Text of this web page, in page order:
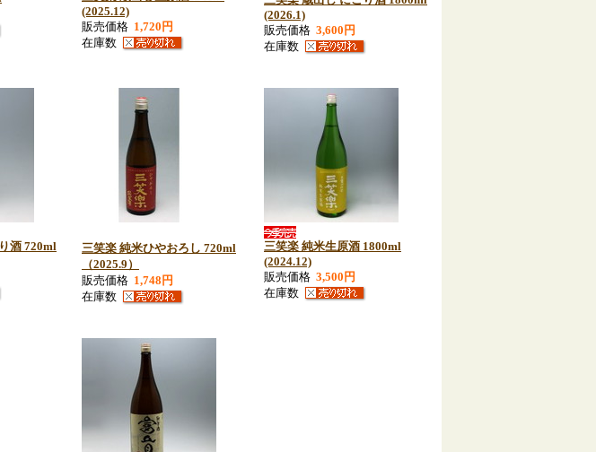
(2025.12)
販売価格 1,720円
在庫数
(2026.1)
販売価格 3,600円
在庫数
酒 720ml
三笑楽 純米ひやおろし 720ml
（2025.9）
販売価格 1,748円
在庫数
三笑楽 純米生原酒 1800ml
(2024.12)
販売価格 3,500円
在庫数